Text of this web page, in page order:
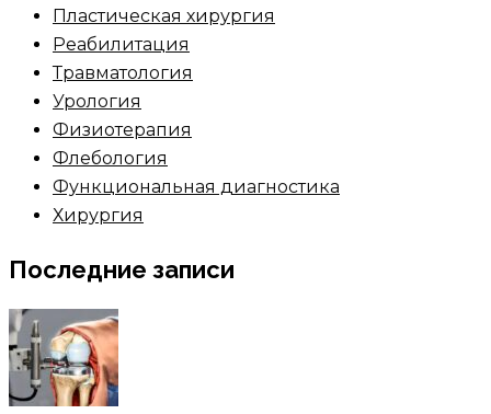
Пластическая хирургия
Реабилитация
Травматология
Урология
Физиотерапия
Флебология
Функциональная диагностика
Хирургия
Последние записи